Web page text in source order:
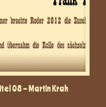
08 – Martin Krah